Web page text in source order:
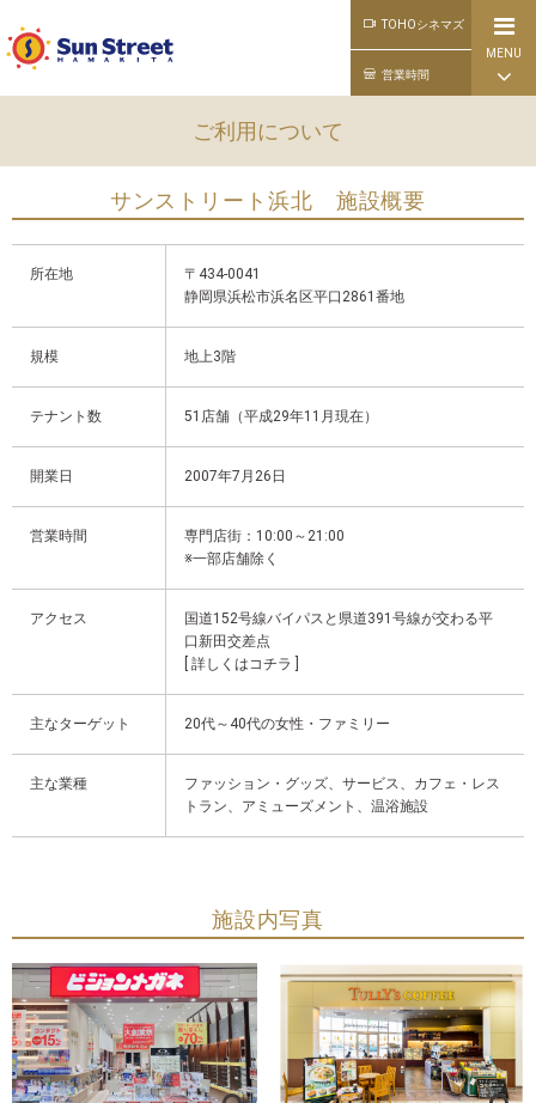
TOHOシネマズ
営業時間
MENU
公式ライン
ご利用について
サンストリート浜北 施設概要
所在地
〒434-0041
静岡県浜松市浜名区平口2861番地
規模 地上3階
テナント数 51店舗（平成29年11月現在）
開業日 2007年7月26日
営業時間
専門店街：10:00～21:00
※一部店舗除く
アクセス
国道152号線バイパスと県道391号線が交わる平
口新田交差点
詳しくはコチラ
主なターゲット 20代～40代の女性・ファミリー
主な業種
ファッション・グッズ、サービス、カフェ・レス
トラン、アミューズメント、温浴施設
施設内写真